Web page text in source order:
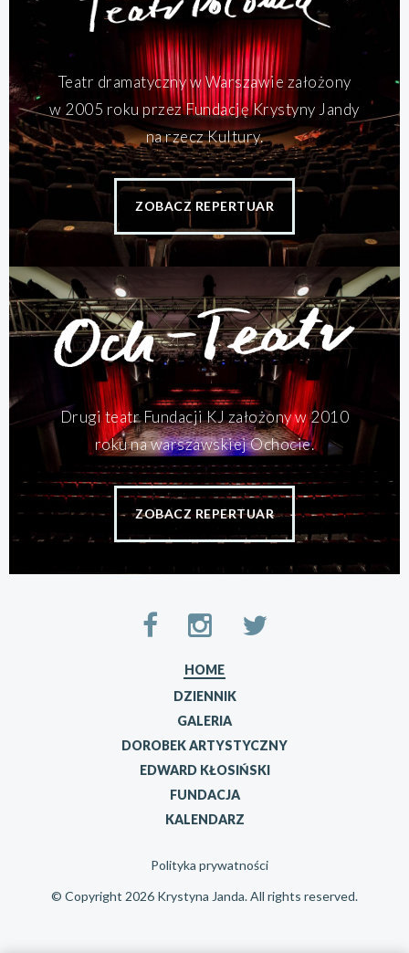
Teatr dramatyczny w Warszawie założony
w 2005 roku przez Fundację Krystyny Jandy
na rzecz Kultury.
ZOBACZ REPERTUAR
Drugi teatr Fundacji KJ założony w 2010
roku na warszawskiej Ochocie.
ZOBACZ REPERTUAR
HOME
DZIENNIK
GALERIA
DOROBEK ARTYSTYCZNY
EDWARD KŁOSIŃSKI
FUNDACJA
KALENDARZ
Polityka prywatności
© Copyright 2026 Krystyna Janda. All rights reserved.